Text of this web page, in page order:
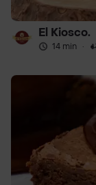
El Kiosco.
14 min ·